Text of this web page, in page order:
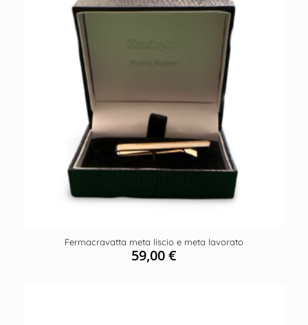
Fermacravatta meta liscio e meta lavorato
59,00€